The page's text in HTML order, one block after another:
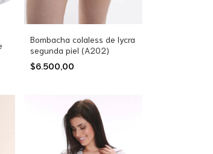
Bombacha colaless de lycra
segunda piel (A202)
$6.500,00